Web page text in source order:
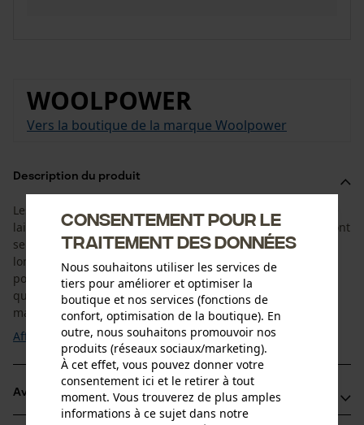
WOOLPOWER
Vers la boutique de la marque Woolpower
Description du produit
Les Woolpower Socks Classic 200 sont composées à 50 % de
laine mérinos très fine. Les chaussettes en laine mérinos sont
selon un procédé de tricotage circulaire sans coutures
longitudinales. Le tissu éponge des chaussettes mérinos
possède d'excellentes propriétés d'isolation, ce qui signifie
que vos pieds restent au chaud, même mouillés. Grâce aux
matériaux utilisés, ...
Afficher plus
Avantages du produit
Consentement pour le
traitement des données
Nous souhaitons utiliser les services de
tiers pour améliorer et optimiser la
boutique et nos services (fonctions de
confort, optimisation de la boutique). En
outre, nous souhaitons promouvoir nos
produits (réseaux sociaux/marketing).
À cet effet, vous pouvez donner votre
consentement ici et le retirer à tout
moment. Vous trouverez de plus amples
informations à ce sujet dans notre